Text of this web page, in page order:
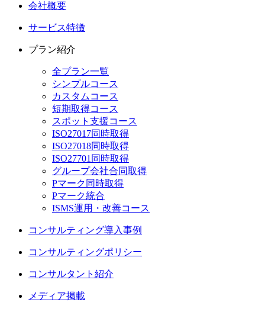
会社概要
サービス特徴
プラン紹介
全プラン一覧
シンプルコース
カスタムコース
短期取得コース
スポット支援コース
ISO27017同時取得
ISO27018同時取得
ISO27701同時取得
グループ会社合同取得
Pマーク同時取得
Pマーク統合
ISMS運用・改善コース
コンサルティング導入事例
コンサルティングポリシー
コンサルタント紹介
メディア掲載